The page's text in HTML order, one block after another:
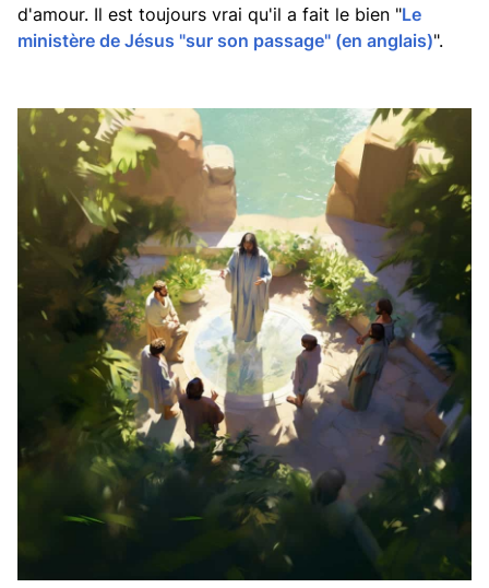
d'amour. Il est toujours vrai qu'il a fait le bien "Le
ministère de Jésus "sur son passage" (en anglais)".